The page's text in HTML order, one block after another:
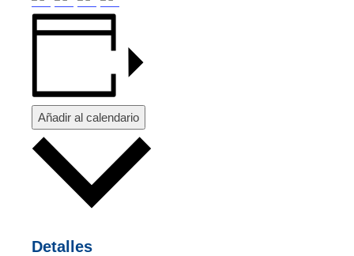
Añadir al calendario
Detalles